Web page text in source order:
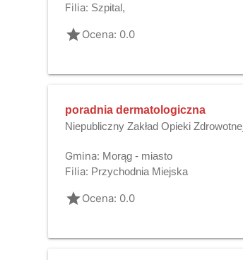
Filia: Szpital,
gradeOcena: 0.0
poradnia dermatologiczna
Niepubliczny Zakład Opieki
Gmina: Morąg - miasto
Filia: Przychodnia Miejska
gradeOcena: 0.0